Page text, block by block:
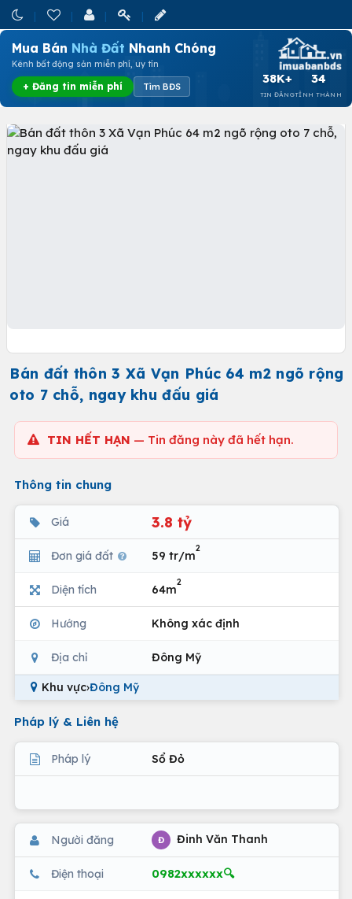
Mua Bán Nhà Đất Nhanh Chóng
Kênh bất động sản miễn phí, uy tín
+ Đăng tin miễn phí Tìm BĐS
38K+
TIN ĐĂNG
34
TỈNH THÀNH
Bán đất thôn 3 Xã Vạn Phúc 64 m2 ngõ rộng
oto 7 chỗ, ngay khu đấu giá
TIN HẾT HẠN — Tin đăng này đã hết hạn.
Thông tin chung
Giá 3.8 tỷ
Đơn giá đất 59 tr/m
2
Diện tích 64m
2
Hướng Không xác định
Địa chỉ Đông Mỹ
Khu vực›Đông Mỹ
Pháp lý & Liên hệ
Pháp lý Sổ Đỏ
Người đăng Đ Đinh Văn Thanh
Điện thoại 0982xxxxxx🔍